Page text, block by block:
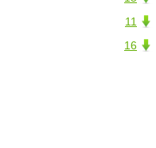
11
16